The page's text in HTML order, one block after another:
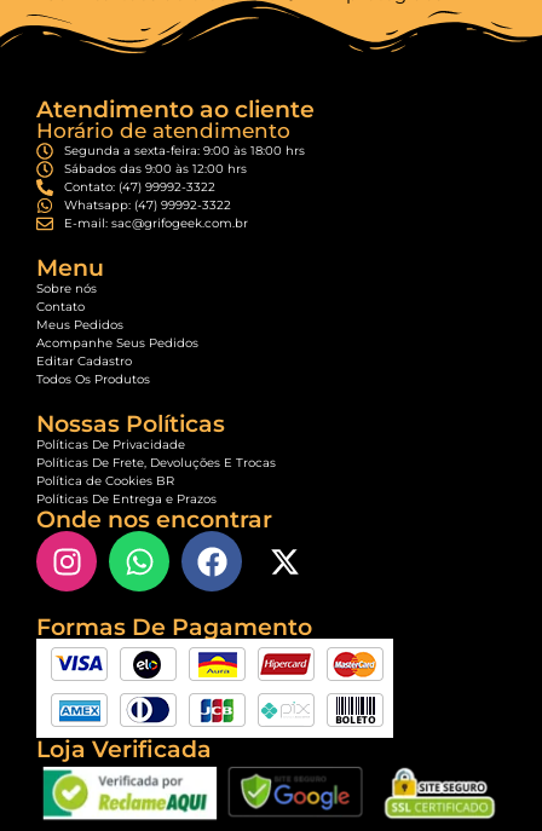
Atendimento ao cliente
Horário de atendimento
Segunda a sexta-feira: 9:00 às 18:00 hrs
Sábados das 9:00 às 12:00 hrs
Contato: (47) 99992-3322
Whatsapp: (47) 99992-3322
E-mail: sac@grifogeek.com.br
Menu
Sobre nós
Contato
Meus Pedidos
Acompanhe Seus Pedidos
Editar Cadastro
Todos Os Produtos
Nossas Políticas
Políticas De Privacidade
Políticas De Frete, Devoluções E Trocas
Política de Cookies BR
Políticas De Entrega e Prazos
Onde nos encontrar
Formas De Pagamento
Loja Verificada